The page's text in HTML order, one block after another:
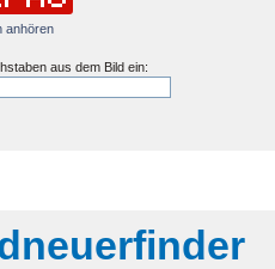
anhören
aus dem Bild ein: